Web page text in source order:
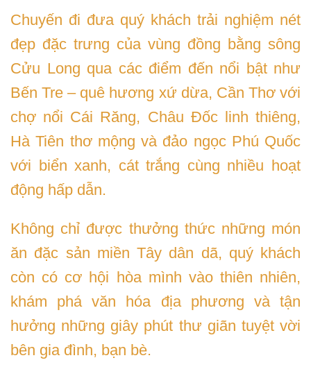
Chuyến đi đưa quý khách trải nghiệm nét
đẹp đặc trưng của vùng đồng bằng sông
Cửu Long qua các điểm đến nổi bật như
Bến Tre – quê hương xứ dừa, Cần Thơ với
chợ nổi Cái Răng, Châu Đốc linh thiêng,
Hà Tiên thơ mộng và đảo ngọc Phú Quốc
với biển xanh, cát trắng cùng nhiều hoạt
động hấp dẫn.
Không chỉ được thưởng thức những món
ăn đặc sản miền Tây dân dã, quý khách
còn có cơ hội hòa mình vào thiên nhiên,
khám phá văn hóa địa phương và tận
hưởng những giây phút thư giãn tuyệt vời
bên gia đình, bạn bè.